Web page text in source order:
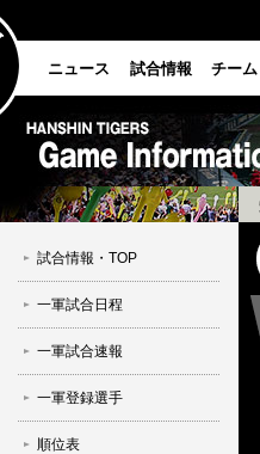
ニュース 試合情報 チーム
試合情報・TOP
一軍試合日程
一軍試合速報
一軍登録選手
順位表